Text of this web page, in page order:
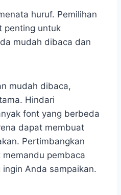
huruf. Pemilihan
penting untuk
mudah dibaca dan
mudah dibaca,
Hindari
font yang berbeda
dapat membuat
Pertimbangkan
pembaca
Anda sampaikan.